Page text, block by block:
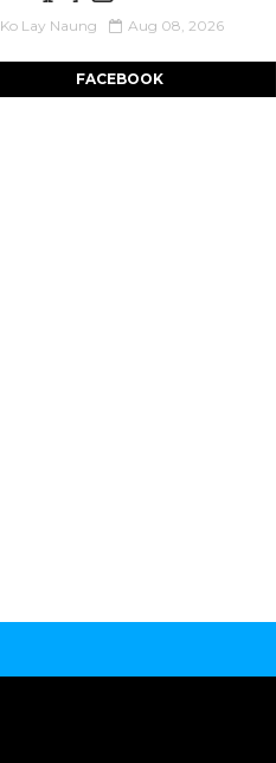
Ko Lay Naung Aug 08, 2026
FACEBOOK